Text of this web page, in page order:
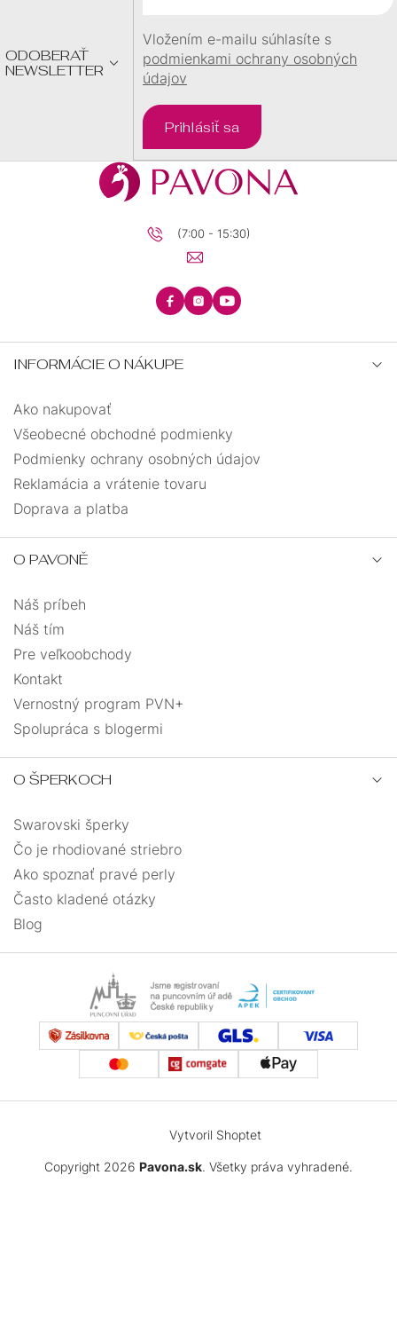
ODOBERAŤ
NEWSLETTER
Vložením e-mailu súhlasíte s
podmienkami ochrany osobných
údajov
Prihlásiť sa
(7:00 - 15:30)
INFORMÁCIE O NÁKUPE
Ako nakupovať
Všeobecné obchodné podmienky
Podmienky ochrany osobných údajov
Reklamácia a vrátenie tovaru
Doprava a platba
O PAVONĚ
Náš príbeh
Náš tím
Pre veľkoobchody
Kontakt
Vernostný program PVN+
Spolupráca s blogermi
O ŠPERKOCH
Swarovski šperky
Čo je rhodiované striebro
Ako spoznať pravé perly
Často kladené otázky
Blog
Vytvoril Shoptet
Copyright 2026 Pavona.sk. Všetky práva vyhradené.